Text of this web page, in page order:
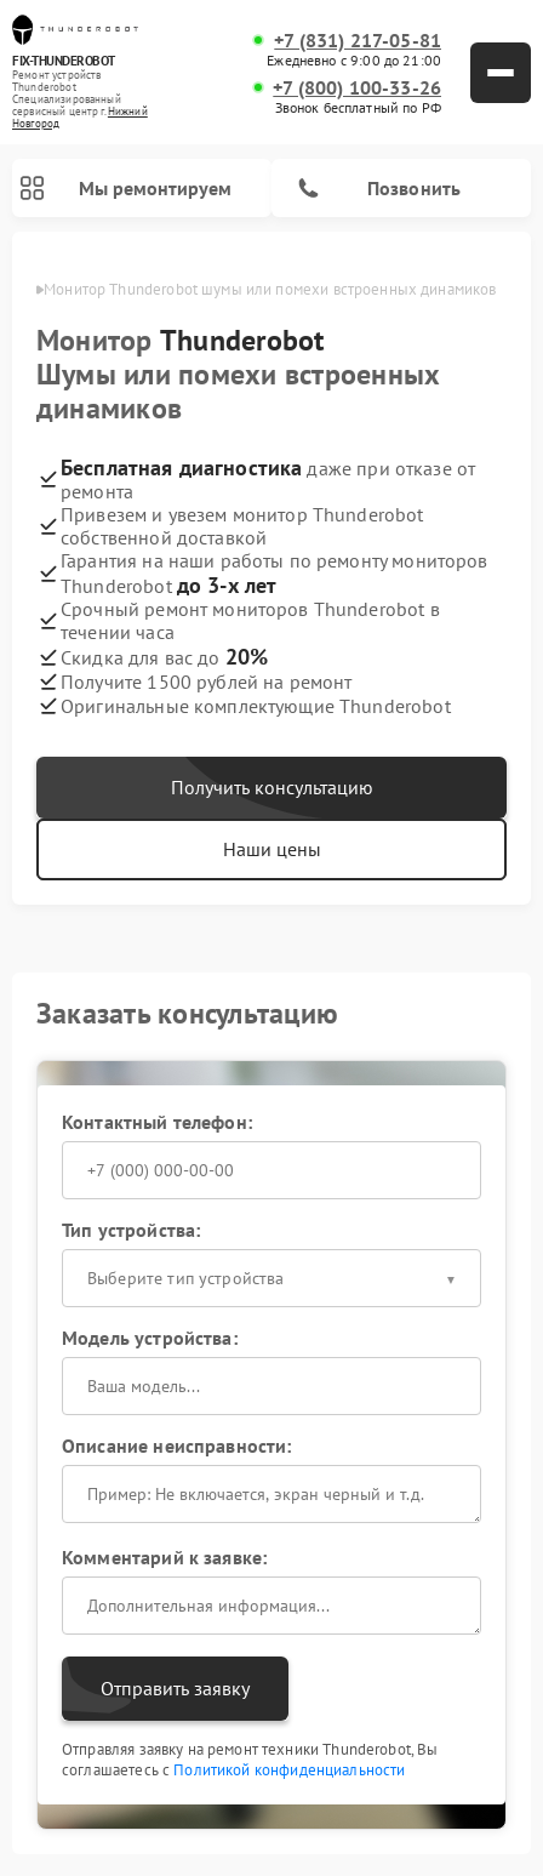
FIX-THUNDEROBOT
Ремонт устройств
Thunderobot
Специализированный
cервисный центр г.Нижний
Новгород
+7 (831) 217-05-81
Ежедневно с 9:00 до 21:00
+7 (800) 100-33-26
Звонок бесплатный по РФ
Мы ремонтируем Позвонить
Монитор Thunderobot шумы или помехи встроенных динамиков
Монитор Thunderobot
Шумы или помехи встроенных
динамиков
Бесплатная диагностика даже при отказе от
ремонта
Привезем и увезем монитор Thunderobot
собственной доставкой
Гарантия на наши работы по ремонту мониторов
Thunderobot до 3-х лет
Срочный ремонт мониторов Thunderobot в
течении часа
Скидка для вас до 20%
Получите 1500 рублей на ремонт
Оригинальные комплектующие Thunderobot
Получить консультацию
Наши цены
Заказать консультацию
Контактный телефон:
Тип устройства:
Выберите тип устройства
Модель устройства:
Описание неисправности:
Комментарий к заявке:
Отправить заявку
Отправляя заявку на ремонт техники Thunderobot, Вы
соглашаетесь с Политикой конфиденциальности